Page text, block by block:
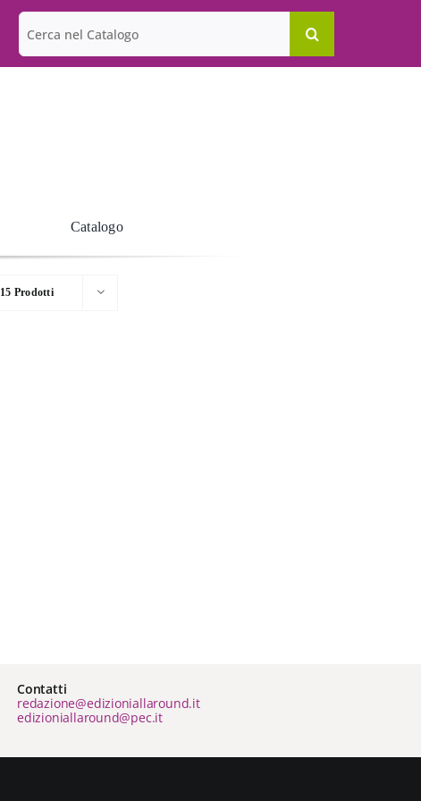
Cerca
per:
Catalogo
15 Prodotti
Contatti
redazione@edizioniallaround.it
edizioniallaround@pec.it